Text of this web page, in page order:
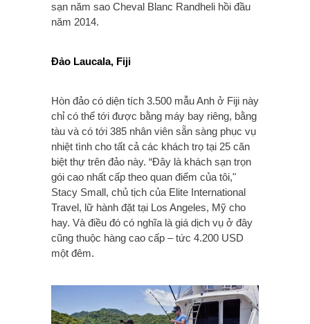
sạn năm sao Cheval Blanc Randheli hồi đầu
năm 2014.
Đảo Laucala, Fiji
Hòn đảo có diện tích 3.500 mẫu Anh ở Fiji này
chỉ có thể tới được bằng máy bay riêng, bằng
tàu và có tới 385 nhân viên sẵn sàng phục vụ
nhiệt tình cho tất cả các khách trọ tại 25 căn
biệt thự trên đảo này. “Đây là khách sạn trọn
gói cao nhất cấp theo quan điểm của tôi,"
Stacy Small, chủ tịch của Elite International
Travel, lữ hành đặt tại Los Angeles, Mỹ cho
hay. Và điều đó có nghĩa là giá dịch vụ ở đây
cũng thuộc hàng cao cấp – tức 4.200 USD
một đêm.